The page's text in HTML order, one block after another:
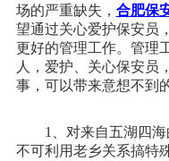
场的严重缺失， 合肥保
望通过关心爱护保安员
更好的管理工作。管理
人，爱护、关心保安员
事，可以带来意想不到
1、对来自五湖四海
不可利用老乡关系搞特